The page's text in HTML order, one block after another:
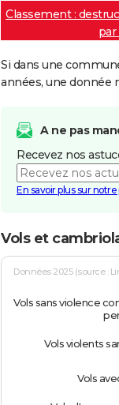
Classement :
par
Si dans une
années, une donnée
A ne pas
Recevez nos
En savoir plus sur
Vols et
Données 2025 (source :
Vols sans violence
Vols violents
Vols